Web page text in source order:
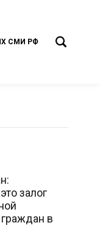
СМИ РФ
залог
в